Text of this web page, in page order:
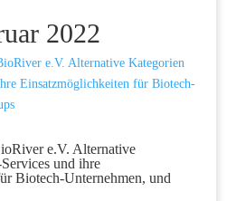
2022
e.V. Alternative
und ihre
Biotech-Unternehmen, und